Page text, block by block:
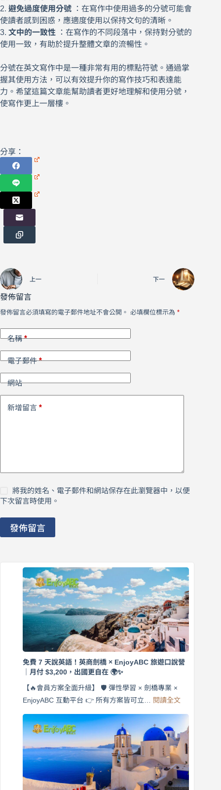
2. 避免過度使用分號
：在寫作中使用過多的分號可能會
使讀者感到困惑，應適度使用以保持文句的清晰。
3. 文中的一致性
：在寫作的不同段落中，保持對分號的
使用一致，有助於提升整體文章的流暢性。
分號在英文寫作中是一種非常有用的標點符號。通過掌
握其使用方法，可以有效提升你的寫作技巧和表達能
力。希望這篇文章能幫助讀者更好地理解和使用分號，
使寫作更上一層樓。
分享：
上一 下一
發佈留言
發佈留言必須填寫的電子郵件地址不會公開。 必填欄位標示為 *
名稱*
電子郵件*
網站
新增留言 *
將我的姓名、電子郵件和網站保存在此瀏覽器中，以便
下次留言時使用。
發佈留言
免費 7 天說英語！英商劍橋 × EnjoyABC 旅遊口說營
｜月付 $3,200，出國更自在 🌍✨
【🔥會員方案全面升級】 🛡️ 彈性學習 × 劍橋專業 ×
EnjoyABC 互動平台 👉 所有方案皆可立… 閱讀全文:
費
天
說
英
語！
英
商